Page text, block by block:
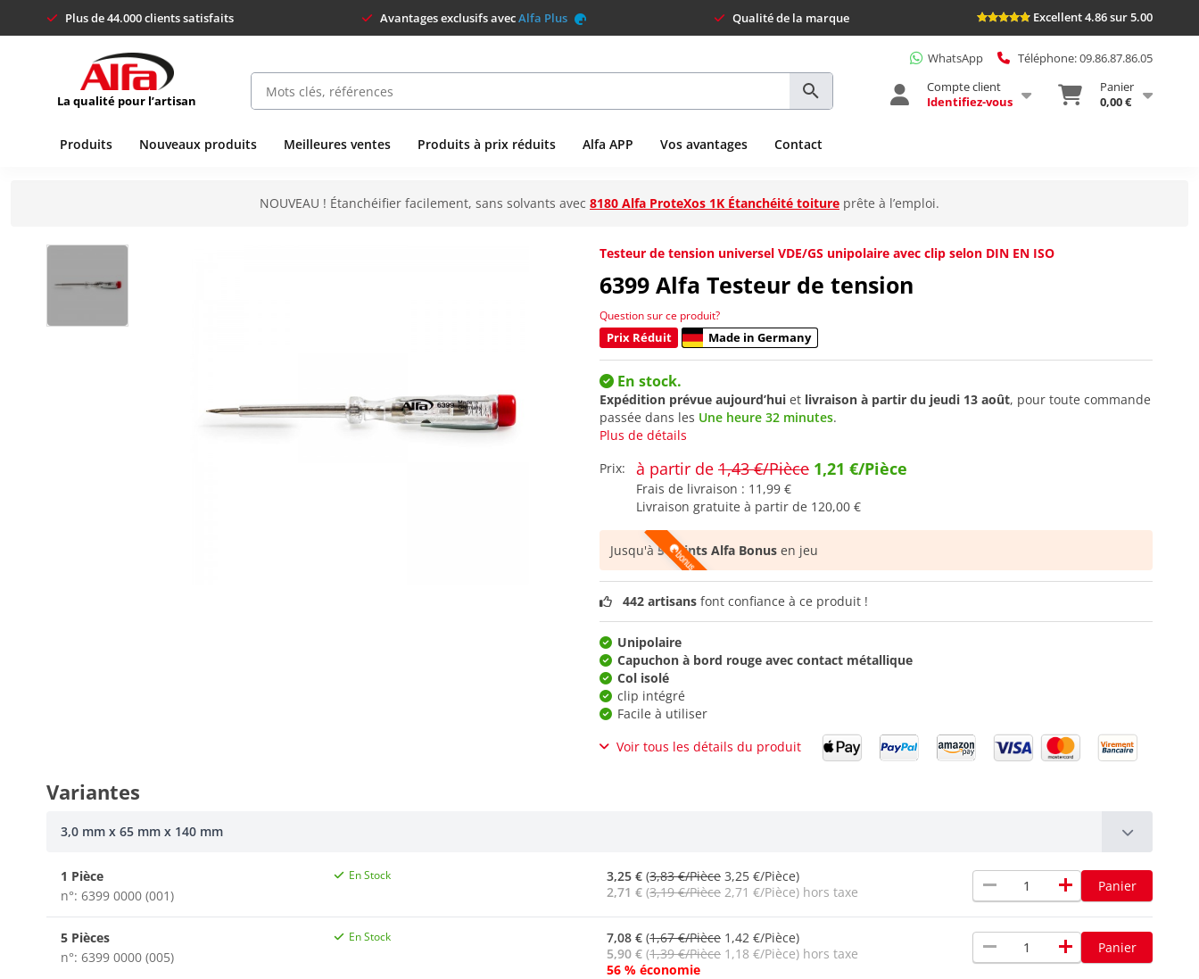
Plus de 44.000 clients satisfaits Avantages exclusifs avecAlfa Plus Qualité de la marque Excellent 4.86 sur 5.00
La qualité pour l’artisan
WhatsApp
Téléphone: 09.86.87.86.05
Compte client
Identifiez-vous
Panier
0,00 €
Produits Nouveaux produits Meilleures ventes Produits à prix réduits Alfa APP Vos avantages Contact
NOUVEAU ! Étanchéifier facilement, sans solvants avec 8180 Alfa ProteXos 1K Étanchéité toiture prête à l’emploi.
Testeur de tension universel VDE/GS unipolaire avec clip selon DIN EN ISO
6399 Alfa Testeur de tension
Question sur ce produit?
Prix Réduit
Made in Germany
En stock.
Expédition prévue aujourd’hui et livraison à partir du jeudi 13 août, pour toute commande
passée dans les Une heure 32 minutes.
Plus de détails
Prix:
à partir de 1,43 €/Pièce 1,21 €/Pièce
Frais de livraison : 11,99 €
Livraison gratuite à partir de 120,00 €
Jusqu'à5 points Alfa Bonus en jeu
442 artisans font confiance à ce produit !
Unipolaire
Capuchon à bord rouge avec contact métallique
Col isolé
clip intégré
Facile à utiliser
Voir tous les détails du produit
Variantes
3,0 mm x 65 mm x 140 mm
1 Pièce
n°: 6399 0000 (001)
En Stock 3,25 € (3,83 €/Pièce 3,25 €/Pièce)
2,71 € (3,19 €/Pièce 2,71 €/Pièce) hors taxe remove add Panier
5 Pièces
n°: 6399 0000 (005)
En Stock 7,08 € (1,67 €/Pièce 1,42 €/Pièce)
5,90 € (1,39 €/Pièce 1,18 €/Pièce) hors taxe
56 % économie
remove add Panier